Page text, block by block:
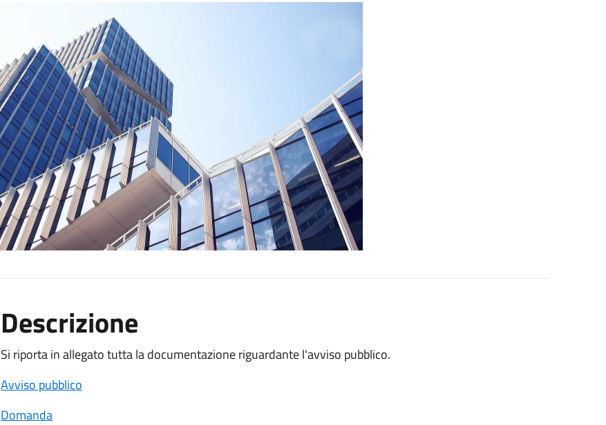
Descrizione
Si riporta in allegato tutta la documentazione riguardante l'avviso pubblico.
Avviso pubblico
Domanda